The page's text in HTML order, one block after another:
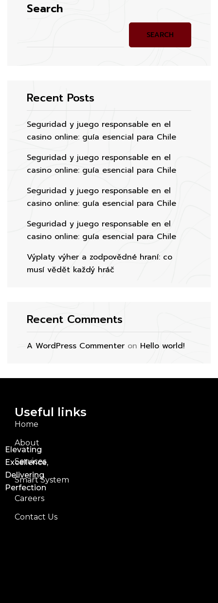
Search
SEARCH
Recent Posts
Seguridad y juego responsable en el
casino online: guía esencial para Chile
Seguridad y juego responsable en el
casino online: guía esencial para Chile
Seguridad y juego responsable en el
casino online: guía esencial para Chile
Seguridad y juego responsable en el
casino online: guía esencial para Chile
Výplaty výher a zodpovědné hraní: co
musí vědět každý hráč
Recent Comments
A WordPress Commenter on Hello world!
Elevating
Excellence,
Delivering
Perfection
Useful links
Home
About
Services
Smart System
Careers
Contact Us